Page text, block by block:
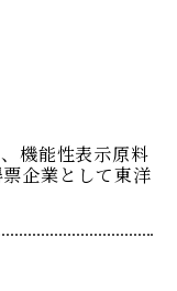
機能性表示原料
企業として東洋